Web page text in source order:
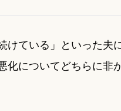
けている」といった
についてどちらに非